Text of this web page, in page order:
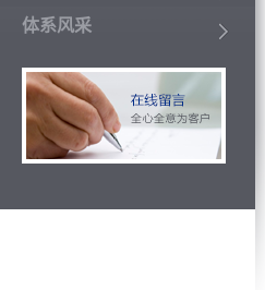
体系风采